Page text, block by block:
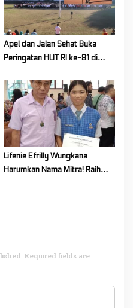
Apel dan Jalan Sehat Buka
Peringatan HUT RI ke-81 di
Persatuan dan Kesatuan
Lifenie Efrilly Wungkana
Harumkan Nama Mitra! Raih
Required fields are